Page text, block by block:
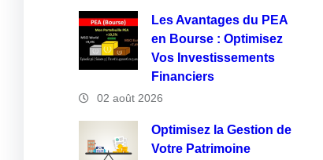
Les Avantages du PEA
en Bourse : Optimisez
Vos Investissements
Financiers
02 août 2026
Optimisez la Gestion de
Votre Patrimoine